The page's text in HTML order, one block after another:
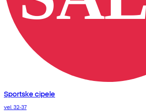
Sportske cipele
vel. 32-37